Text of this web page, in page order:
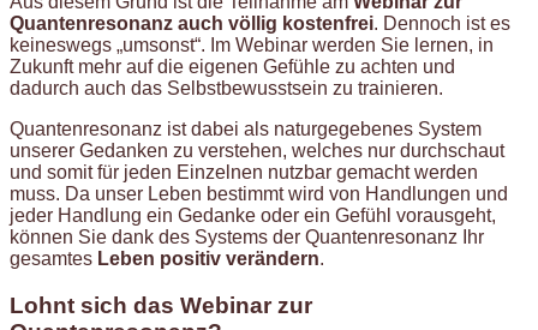
Quantenresonanz auch völlig kostenfrei. Dennoch ist es
keineswegs „umsonst“. Im Webinar werden Sie lernen, in
Zukunft mehr auf die eigenen Gefühle zu achten und
dadurch auch das Selbstbewusstsein zu trainieren.
Quantenresonanz ist dabei als naturgegebenes System
unserer Gedanken zu verstehen, welches nur durchschaut
und somit für jeden Einzelnen nutzbar gemacht werden
muss. Da unser Leben bestimmt wird von Handlungen und
jeder Handlung ein Gedanke oder ein Gefühl vorausgeht,
können Sie dank des Systems der Quantenresonanz Ihr
gesamtes Leben positiv verändern.
Lohnt sich das Webinar zur